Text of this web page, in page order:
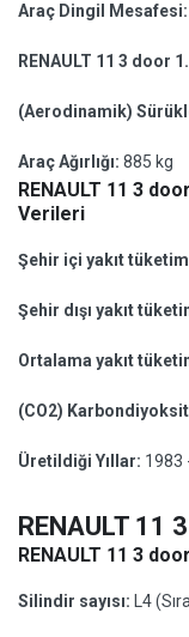
Araç Dingil Mesafesi:
RENAULT 11 3 door
(Aerodinamik)
Araç Ağırlığı: 885 kg
RENAULT 11 3
Verileri
Şehir içi yakıt
Şehir dışı yakıt
Ortalama yakıt
(CO2)
Üretildiği Yıllar: 1983
RENAULT 11
RENAULT 11 3
Silindir sayısı: L4